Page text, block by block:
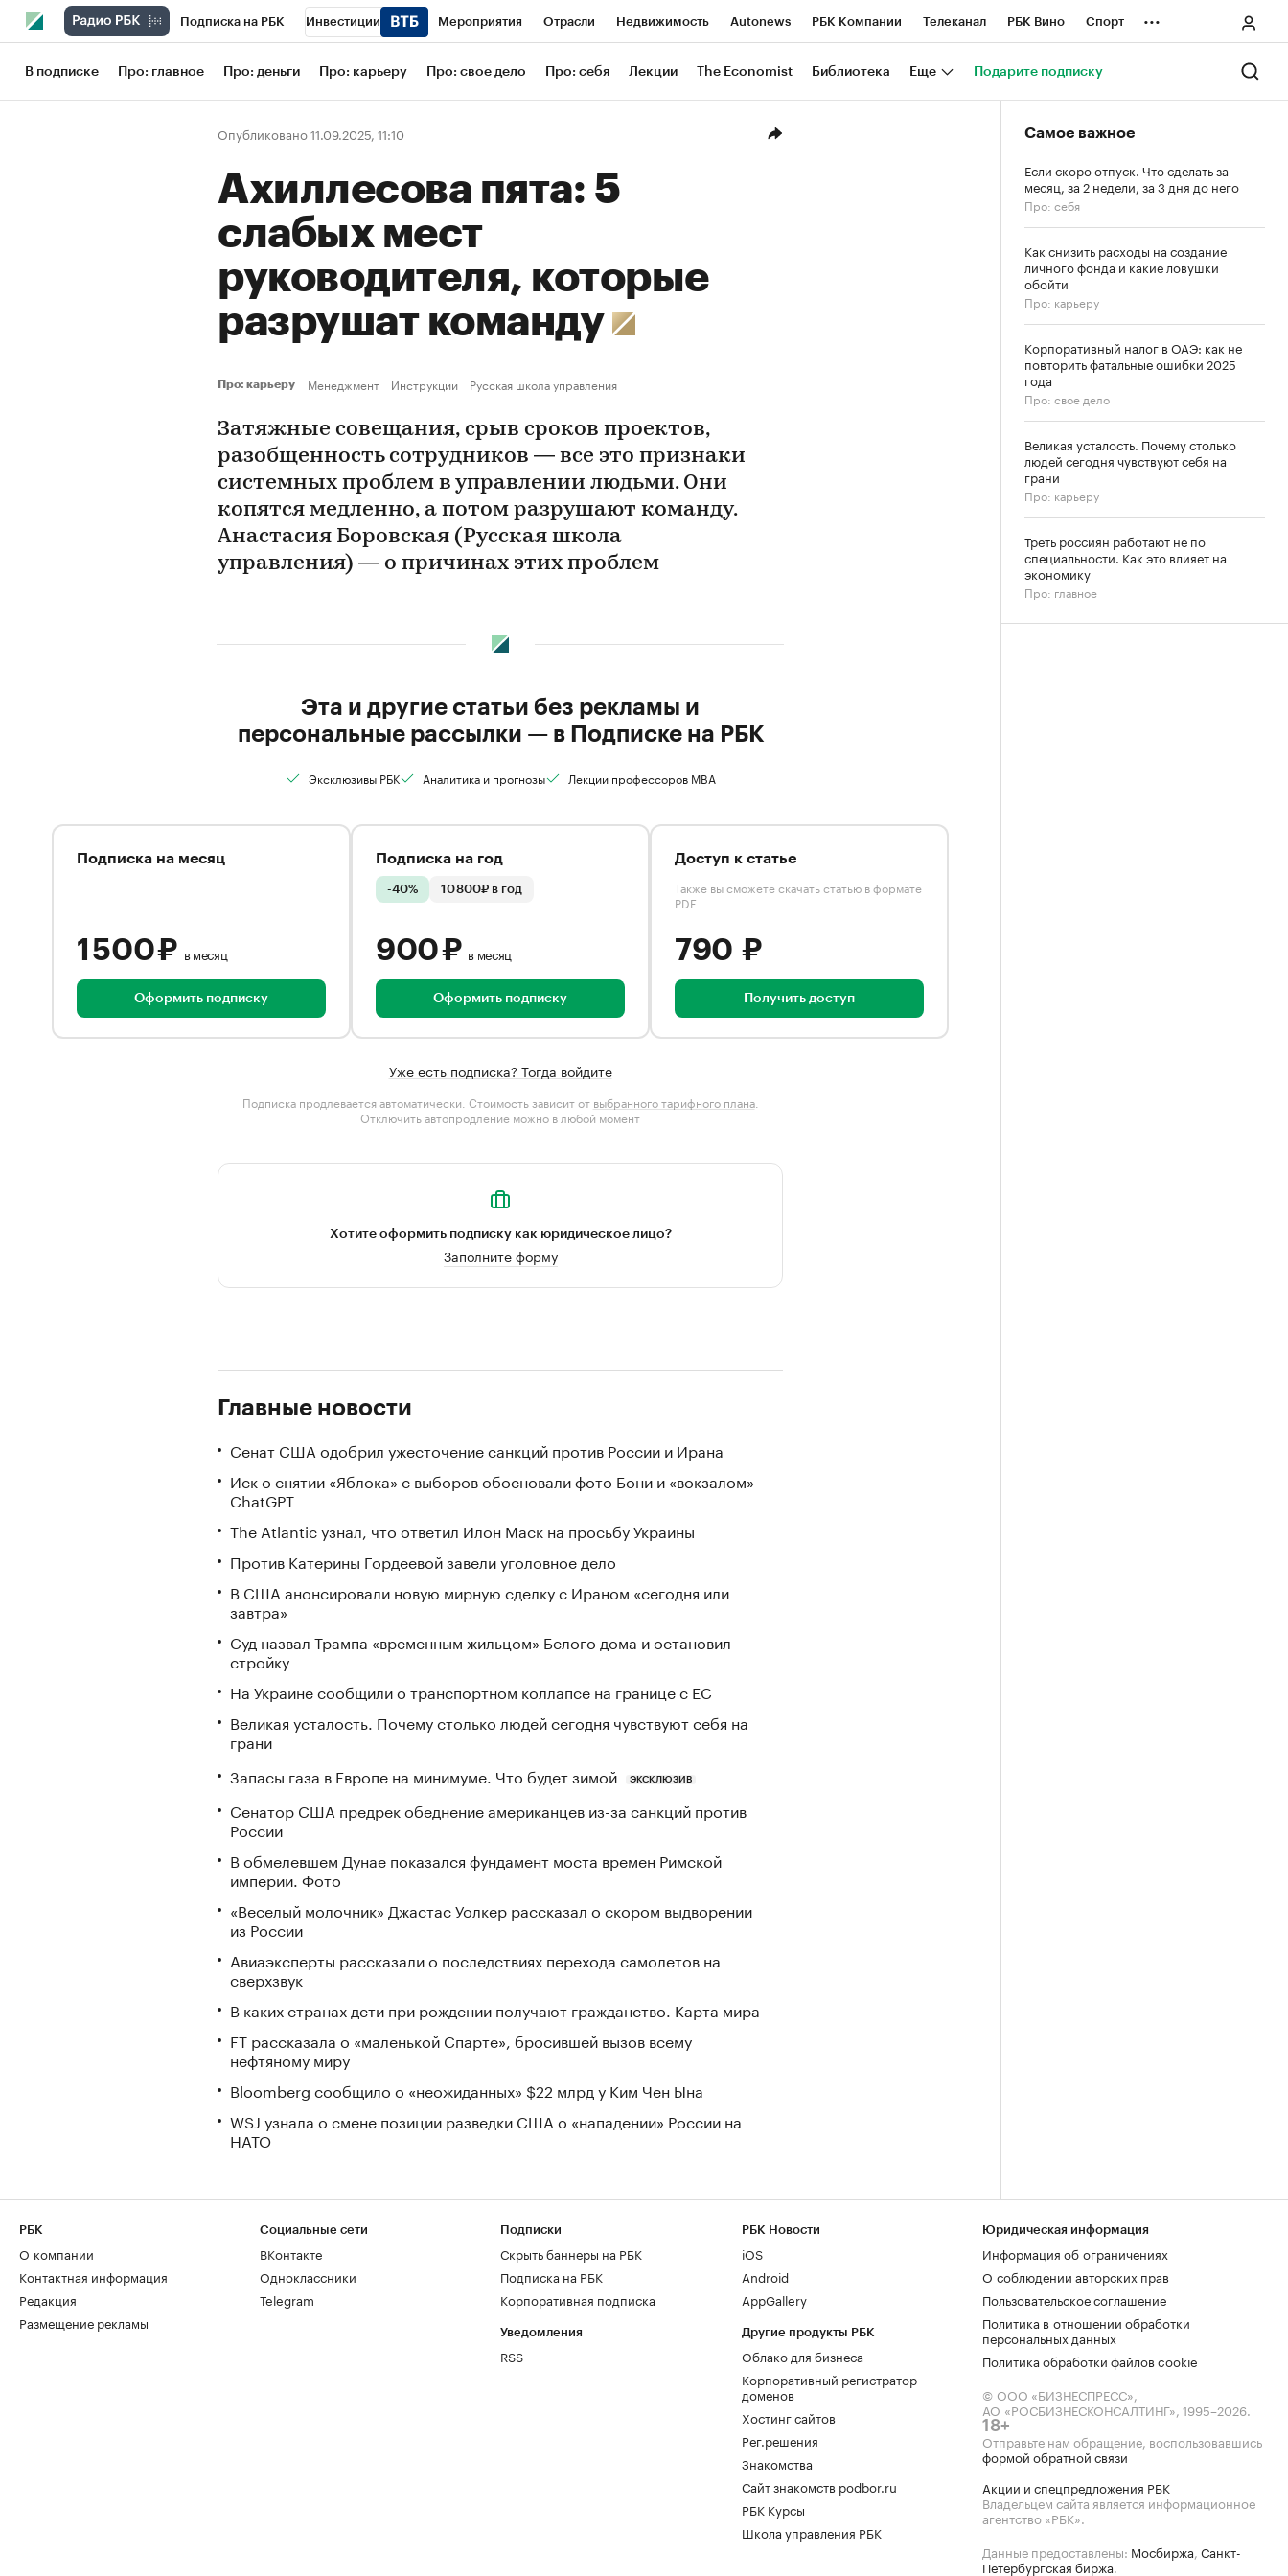
Подписка на РБК Инвестиции Мероприятия Отрасли Недвижимость Autonews РБК Компании Телеканал РБК Вино Спорт
Школа управления РБК РБК Образование РБК Life Тренды Визионеры Национальные проекты Город
Рынок наличной валюты
...
В подписке Про: главное Про: деньги Про: карьеру Про: свое дело Про: себя Лекции The Economist Библиотека Еще Подарите подписку
Опубликовано 11.09.2025, 11:10
Ахиллесова пята: 5
слабых мест
руководителя, которые
разрушат команду
Про: карьеру Менеджмент Инструкции Русская школа управления
Затяжные совещания, срыв сроков проектов,
разобщенность сотрудников — все это признаки
системных проблем в управлении людьми. Они
копятся медленно, а потом разрушают команду.
Анастасия Боровская (Русская школа
управления) — о причинах этих проблем
Эта и другие статьи без рекламы и
персональные рассылки — в Подписке на РБК
Эксклюзивы РБК Аналитика и прогнозы Лекции профессоров MBA
Подписка на месяц
1 500 ₽ в месяц
Оформить подписку
Подписка на год
-40% 10 800₽ в год
900 ₽ в месяц
Оформить подписку
Доступ к статье
Также вы сможете скачать статью в формате
PDF
790 ₽
Получить доступ
Уже есть подписка? Тогда войдите
Подписка продлевается автоматически. Стоимость зависит от выбранного тарифного плана.
Отключить автопродление можно в любой момент
Хотите оформить подписку как юридическое лицо?
Заполните форму
Главные новости
Сенат США одобрил ужесточение санкций против России и Ирана
Иск о снятии «Яблока» с выборов обосновали фото Бони и «вокзалом»
ChatGPT
The Atlantic узнал, что ответил Илон Маск на просьбу Украины
Против Катерины Гордеевой завели уголовное дело
В США анонсировали новую мирную сделку с Ираном «сегодня или
завтра»
Суд назвал Трампа «временным жильцом» Белого дома и остановил
стройку
На Украине сообщили о транспортном коллапсе на границе с ЕС
Великая усталость. Почему столько людей сегодня чувствуют себя на
грани
Запасы газа в Европе на минимуме. Что будет зимой
ЭКСКЛЮЗИВ
Сенатор США предрек обеднение американцев из-за санкций против
России
В обмелевшем Дунае показался фундамент моста времен Римской
империи. Фото
«Веселый молочник» Джастас Уолкер рассказал о скором выдворении
из России
Авиаэксперты рассказали о последствиях перехода самолетов на
сверхзвук
В каких странах дети при рождении получают гражданство. Карта мира
FT рассказала о «маленькой Спарте», бросившей вызов всему
нефтяному миру
Bloomberg сообщило о «неожиданных» $22 млрд у Ким Чен Ына
WSJ узнала о смене позиции разведки США о «нападении» России на
НАТО
Самое важное
Если скоро отпуск. Что сделать за
месяц, за 2 недели, за 3 дня до него
Про: себя
Как снизить расходы на создание
личного фонда и какие ловушки
обойти
Про: карьеру
Корпоративный налог в ОАЭ: как не
повторить фатальные ошибки 2025
года
Про: свое дело
Великая усталость. Почему столько
людей сегодня чувствуют себя на
грани
Про: карьеру
Треть россиян работают не по
специальности. Как это влияет на
экономику
Про: главное
РБК
О компании
Контактная информация
Редакция
Размещение рекламы
Социальные сети
ВКонтакте
Одноклассники
Telegram
Подписки
Скрыть баннеры на РБК
Подписка на РБК
Корпоративная подписка
Уведомления
RSS
РБК Новости
iOS
Android
AppGallery
Другие продукты РБК
Облако для бизнеса
Корпоративный регистратор
доменов
Хостинг сайтов
Рег.решения
Знакомства
Сайт знакомств podbor.ru
РБК Курсы
Школа управления РБК
Юридическая информация
Информация об ограничениях
О соблюдении авторских прав
Пользовательское соглашение
Политика в отношении обработки
персональных данных
Политика обработки файлов cookie
© ООО «БИЗНЕСПРЕСС»,
АО «РОСБИЗНЕСКОНСАЛТИНГ», 1995–2026.
18+
Отправьте нам обращение, воспользовавшись
формой обратной связи
Акции и спецпредложения РБК
Владельцем сайта является информационное
агентство «РБК».
Данные предоставлены: Мосбиржа, Санкт-
Петербургская биржа.